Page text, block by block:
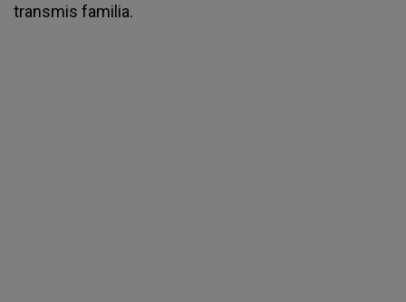
transmis familia.